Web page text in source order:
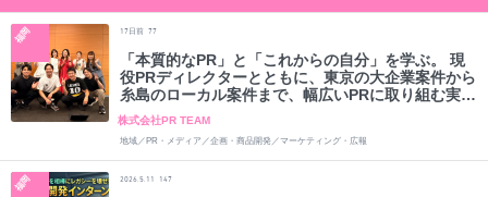
福岡 17日前 77
「本質的なPR」と「これからの自分」を学ぶ。 現
役PRディレクターとともに、東京の大企業案件から
糸島のローカル案件まで、幅広いPRに取り組む実践
型インターン
株式会社PR TEAM
地域／PR・メディア／企画・商品開発／マーケティング・広報
福岡 2026.5.11 147